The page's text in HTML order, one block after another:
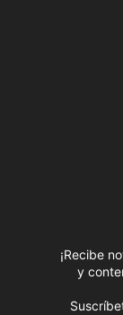
¡Recibe
y